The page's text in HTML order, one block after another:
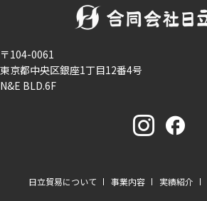
〒104-0061
東京都中央区銀座1丁目12番4号
N&E BLD.6F
日立貿易について 事業内容 実績紹介